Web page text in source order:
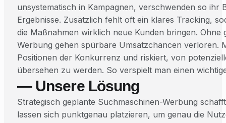
unsystematisch in Kampagnen, verschwenden so ihr
Ergebnisse. Zusätzlich fehlt oft ein klares Tracking,
die Maßnahmen wirklich neue Kunden bringen. Ohne
Werbung gehen spürbare Umsatzchancen verloren.
Positionen der Konkurrenz und riskiert, von
übersehen zu werden. So verspielt man einen
— Unsere Lösung
Strategisch geplante Suchmaschinen-Werbung
lassen sich punktgenau platzieren, um genau die